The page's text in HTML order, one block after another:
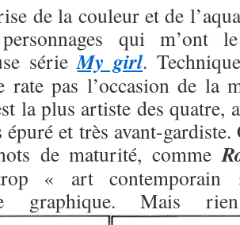
de la couleur et de
qui m’ont
sérieMy girl.
rate pas l’occasion de la
la plus artiste des quatre,
et très avant-
de maturité, comme
« art contemporain
graphique. Mais